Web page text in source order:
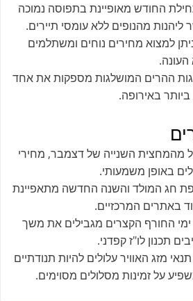
החודש מאופיינת בתפוסה נמוכה
מהנופים ללא עומסי תיירים.
למצוא מחירים נוחים ומשתלמים
ההרים המושלגות מספקות את אחד
באירופה.
מהמחצית השנייה של דצמבר, מחירי
באופן משמעותי.
חג המולד והשנה החדשה מתאפיינת
באתרים המרכזיים.
ימי החורף הקצרים מגבילים את משך
תכנון לו"ז קפדני.
תנאי מזג האוויר עלולים להיות תנודתיים
על זמינות מסלולים מסוימים.